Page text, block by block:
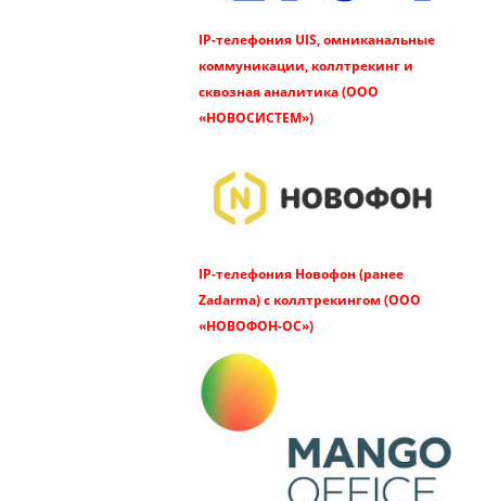
IP-телефония UIS, омниканальные
коммуникации, коллтрекинг и
сквозная аналитика (ООО
«НОВОСИСТЕМ»)
IP-телефония Новофон (ранее
Zadarma) с коллтрекингом (ООО
«НОВОФОН-ОС»)